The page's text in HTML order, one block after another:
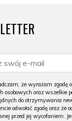
że wyrażam
osobowych oraz wszelkie
do otrzymywania
odwołać zgodę oraz
przed jej wycofaniem.